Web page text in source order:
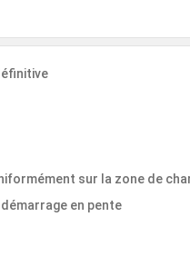
sur la zone de
démarrage en pente